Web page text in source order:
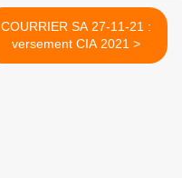
COURRIER SA 27-11-21 :
versement CIA 2021 >